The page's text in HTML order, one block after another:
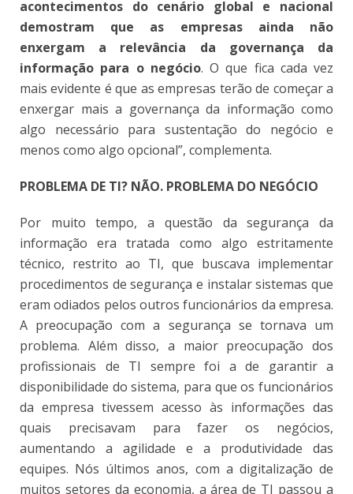
acontecimentos do cenário global e nacional
demostram que as empresas ainda não
enxergam a relevância da governança da
informação para o negócio. O que fica cada vez
mais evidente é que as empresas terão de começar a
enxergar mais a governança da informação como
algo necessário para sustentação do negócio e
menos como algo opcional”, complementa.
PROBLEMA DE TI? NÃO. PROBLEMA DO NEGÓCIO
Por muito tempo, a questão da segurança da
informação era tratada como algo estritamente
técnico, restrito ao TI, que buscava implementar
procedimentos de segurança e instalar sistemas que
eram odiados pelos outros funcionários da empresa.
A preocupação com a segurança se tornava um
problema. Além disso, a maior preocupação dos
profissionais de TI sempre foi a de garantir a
disponibilidade do sistema, para que os funcionários
da empresa tivessem acesso às informações das
quais precisavam para fazer os negócios,
aumentando a agilidade e a produtividade das
equipes. Nós últimos anos, com a digitalização de
muitos setores da economia, a área de TI passou a